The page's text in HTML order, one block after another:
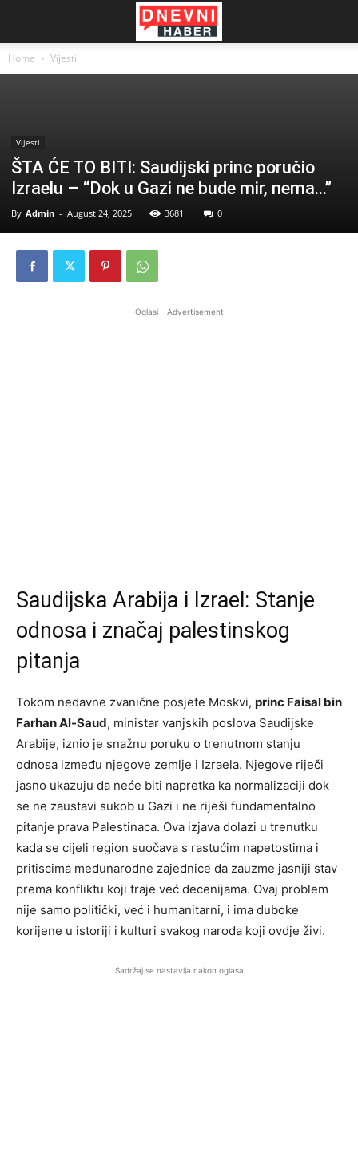
Home Vijesti
Vijesti
ŠTA ĆE TO BITI: Saudijski princ poručio
Izraelu – “Dok u Gazi ne bude mir, nema…”
By Admin - August 24, 2025 3681 0
Oglasi - Advertisement
Saudijska Arabija i Izrael: Stanje
odnosa i značaj palestinskog
pitanja
Tokom nedavne zvanične posjete Moskvi, princ Faisal bin
Farhan Al-Saud, ministar vanjskih poslova Saudijske
Arabije, iznio je snažnu poruku o trenutnom stanju
odnosa između njegove zemlje i Izraela. Njegove riječi
jasno ukazuju da neće biti napretka ka normalizaciji dok
se ne zaustavi sukob u Gazi i ne riješi fundamentalno
pitanje prava Palestinaca. Ova izjava dolazi u trenutku
kada se cijeli region suočava s rastućim napetostima i
pritiscima međunarodne zajednice da zauzme jasniji stav
prema konfliktu koji traje već decenijama. Ovaj problem
nije samo politički, već i humanitarni, i ima duboke
korijene u istoriji i kulturi svakog naroda koji ovdje živi.
Sadržaj se nastavlja nakon oglasa